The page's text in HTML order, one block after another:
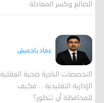
الضالع وكسر المعادلة
عماد باحميش
التخصصات النادرة ضحية العقلية
الإدارية التقليدية . . فكيف
للمحافظة أن تتطور؟